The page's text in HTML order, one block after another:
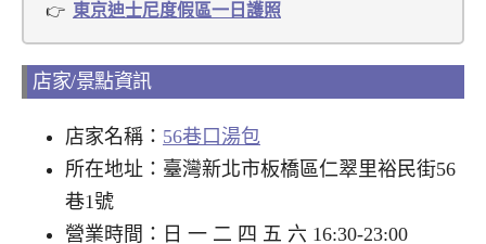
東京迪士尼度假區一日護照
店家/景點資訊
店家名稱： 56巷口湯包
所在地址：臺灣新北市板橋區仁翠里裕民街56
巷1號
營業時間：日 一 二 四 五 六 16:30-23:00